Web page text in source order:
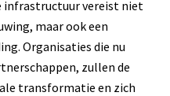
infrastructuur vereist niet
maar ook een
Organisaties die nu
zullen de
transformatie en zich